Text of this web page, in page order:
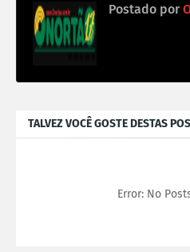
Postado por
TALVEZ VOCÊ GOSTE DESTAS
Error: No